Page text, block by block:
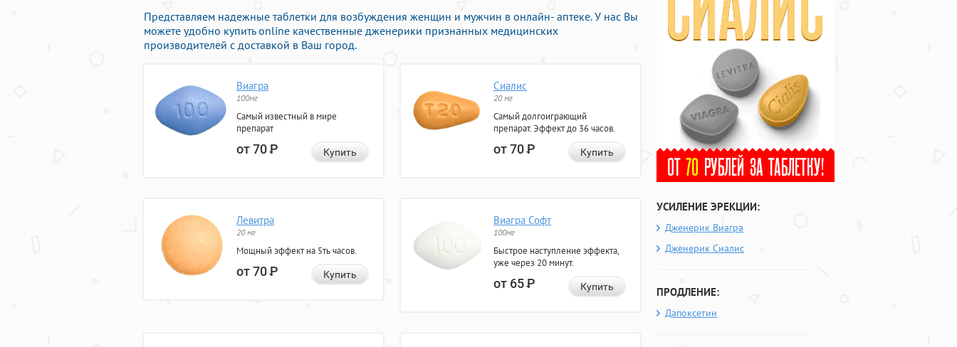
Представляем надежные таблетки для возбуждения женщин и мужчин в онлайн- аптеке. У нас Вы
можете удобно купить online качественные дженерики признанных медицинских
производителей с доставкой в Ваш город.
Виагра
100мг
Самый известный в мире
препарат
от 70Р Купить
Сиалис
20 мг
Самый долгоиграющий
препарат. Эффект до 36 часов.
от 70Р Купить
Левитра
20 мг
Мощный эффект на 5ть часов.
от 70Р Купить
Виагра Софт
100мг
Быстрое наступление эффекта,
уже через 20 минут.
от 65Р Купить
УСИЛЕНИЕ ЭРЕКЦИИ:
Дженерик Виагра
Дженерик Сиалис
ПРОДЛЕНИЕ:
Дапоксетин